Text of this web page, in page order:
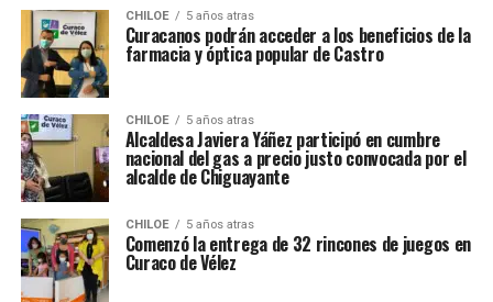
CHILOE 5 años atras
Curacanos podrán acceder a los beneficios de la
farmacia y óptica popular de Castro
CHILOE 5 años atras
Alcaldesa Javiera Yáñez participó en cumbre
nacional del gas a precio justo convocada por el
alcalde de Chiguayante
CHILOE 5 años atras
Comenzó la entrega de 32 rincones de juegos en
Curaco de Vélez